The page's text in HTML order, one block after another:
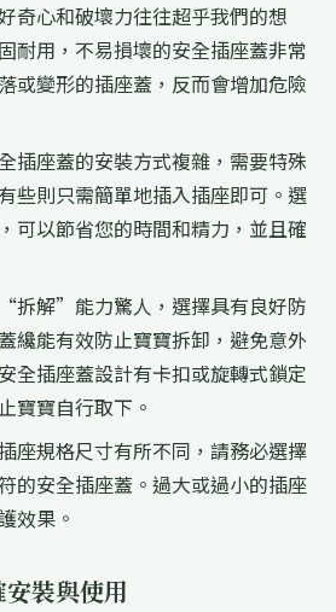
奇心和破壞力往往超乎我們的想
耐用，不易損壞的安全插座蓋非常
或變形的插座蓋，反而會增加危險
插座蓋的安裝方式複雜，需要特殊
些則只需簡單地插入插座即可。選
可以節省您的時間和精力，並且確
拆解”能力驚人，選擇具有良好防
纔能有效防止寶寶拆卸，避免意外
全插座蓋設計有卡扣或旋轉式鎖定
寶寶自行取下。
座規格尺寸有所不同，請務必選擇
的安全插座蓋。過大或過小的插座
效果。
裝與使用